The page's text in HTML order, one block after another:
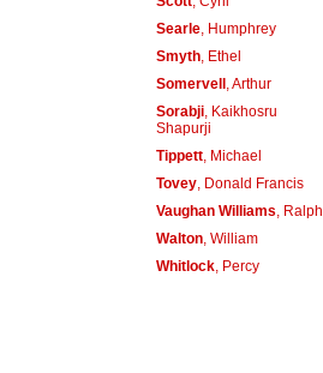
Searle, Humphrey
Smyth, Ethel
Somervell, Arthur
Sorabji, Kaikhosru
Shapurji
Tippett, Michael
Tovey, Donald Francis
Vaughan Williams, Ralph
Walton, William
Whitlock, Percy